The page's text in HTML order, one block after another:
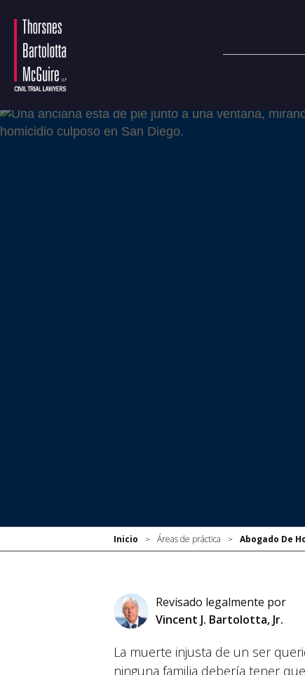
Inicio > Áreas de práctica > Abogado De
Revisado legalmente por
Vincent J. Bartolotta, Jr.
La muerte injusta de un ser
ninguna familia debería tener